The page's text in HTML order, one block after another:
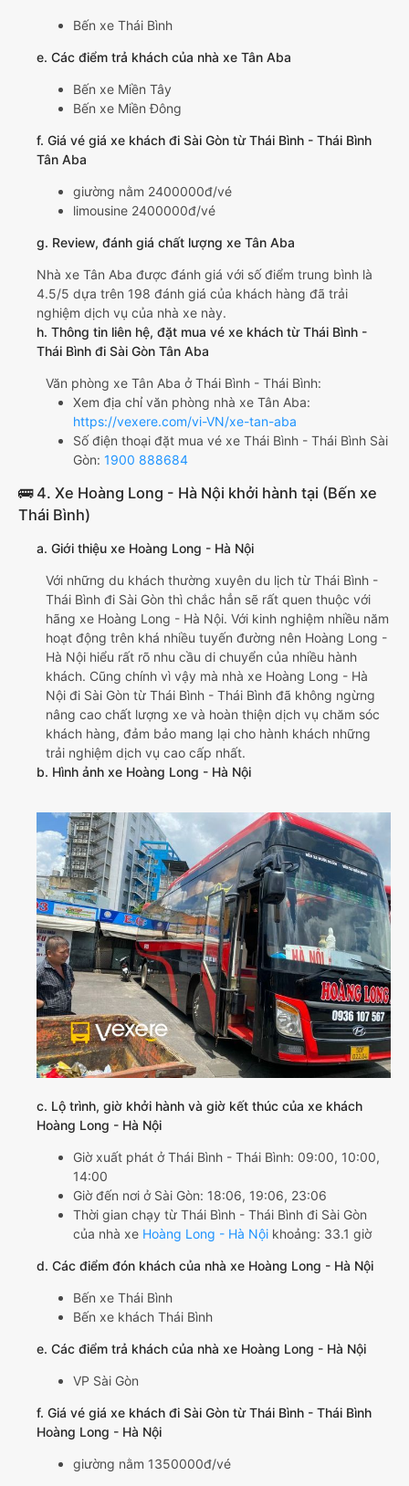
Bến xe Thái Bình
e. Các điểm trả khách của nhà xe Tân Aba
Bến xe Miền Tây
Bến xe Miền Đông
f. Giá vé giá xe khách đi Sài Gòn từ Thái Bình - Thái Bình
Tân Aba
giường nằm 2400000đ/vé
limousine 2400000đ/vé
g. Review, đánh giá chất lượng xe Tân Aba
Nhà xe Tân Aba được đánh giá với số điểm trung bình là
4.5/5 dựa trên 198 đánh giá của khách hàng đã trải
nghiệm dịch vụ của nhà xe này.
h. Thông tin liên hệ, đặt mua vé xe khách từ Thái Bình -
Thái Bình đi Sài Gòn Tân Aba
Văn phòng xe Tân Aba ở Thái Bình - Thái Bình:
Xem địa chỉ văn phòng nhà xe Tân Aba:
https://vexere.com/vi-VN/xe-tan-aba
Số điện thoại đặt mua vé xe Thái Bình - Thái Bình Sài
Gòn: 1900 888684
🚌 4. Xe Hoàng Long - Hà Nội khởi hành tại (Bến xe
Thái Bình)
a. Giới thiệu xe Hoàng Long - Hà Nội
Với những du khách thường xuyên du lịch từ Thái Bình -
Thái Bình đi Sài Gòn thì chắc hẳn sẽ rất quen thuộc với
hãng xe Hoàng Long - Hà Nội. Với kinh nghiệm nhiều năm
hoạt động trên khá nhiều tuyến đường nên Hoàng Long -
Hà Nội hiểu rất rõ nhu cầu di chuyển của nhiều hành
khách. Cũng chính vì vậy mà nhà xe Hoàng Long - Hà
Nội đi Sài Gòn từ Thái Bình - Thái Bình đã không ngừng
nâng cao chất lượng xe và hoàn thiện dịch vụ chăm sóc
khách hàng, đảm bảo mang lại cho hành khách những
trải nghiệm dịch vụ cao cấp nhất.
b. Hình ảnh xe Hoàng Long - Hà Nội
c. Lộ trình, giờ khởi hành và giờ kết thúc của xe khách
Hoàng Long - Hà Nội
Giờ xuất phát ở Thái Bình - Thái Bình: 09:00, 10:00,
14:00
Giờ đến nơi ở Sài Gòn: 18:06, 19:06, 23:06
Thời gian chạy từ Thái Bình - Thái Bình đi Sài Gòn
của nhà xe Hoàng Long - Hà Nội khoảng: 33.1 giờ
d. Các điểm đón khách của nhà xe Hoàng Long - Hà Nội
Bến xe Thái Bình
Bến xe khách Thái Bình
e. Các điểm trả khách của nhà xe Hoàng Long - Hà Nội
VP Sài Gòn
f. Giá vé giá xe khách đi Sài Gòn từ Thái Bình - Thái Bình
Hoàng Long - Hà Nội
giường nằm 1350000đ/vé